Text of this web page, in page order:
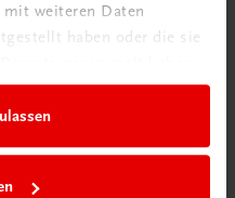
weiteren Daten
haben oder die sie